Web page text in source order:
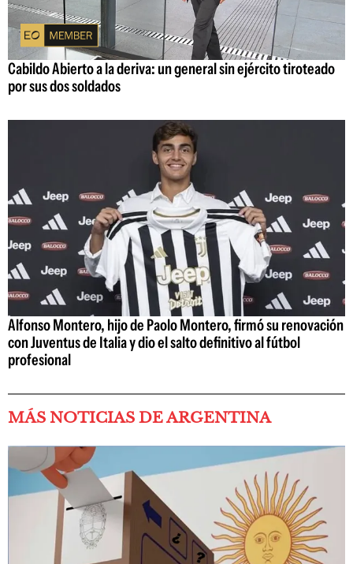
Cabildo Abierto a la deriva: un general sin ejército tiroteado
por sus dos soldados
Alfonso Montero, hijo de Paolo Montero, firmó su renovación
con Juventus de Italia y dio el salto definitivo al fútbol
profesional
MÁS NOTICIAS DE ARGENTINA